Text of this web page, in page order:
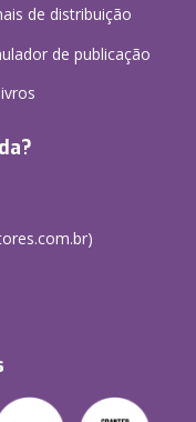
de distribuição
de publicação